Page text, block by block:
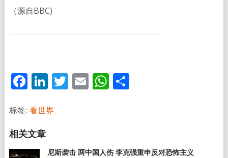
（源自BBC)
Facebook
LinkedIn
Twitter
EmailWhatsApp
分
标签: 看世界
尼斯袭击 两中国人伤 李克强重申反对恐怖主义